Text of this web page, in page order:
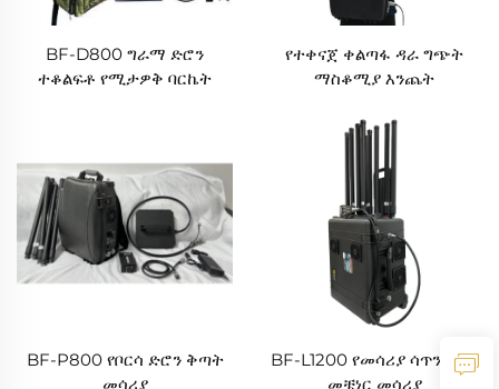
BF-D800 ግራማ ድሮን
ተቆልፍቶ የሚታዎቅ ባርኬት
የተቀናጀ ቀልጣፋ ዳራ ግጭት
ማስቆሚያ እንጨት
BF-P800 የቦርሳ ድሮን ቅጣት
መሳሪያ
BF-L1200 የመሳሪያ ሳጥን ድሮን
መቼነር መሳሪያ